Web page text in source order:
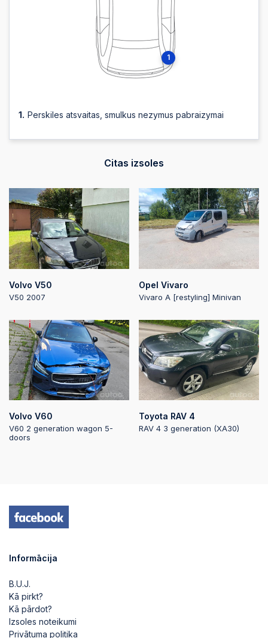
1
Perskiles atsvaitas, smulkus nezymus pabraizymai
Citas izsoles
Volvo V50
V50 2007
Opel Vivaro
Vivaro A [restyling] Minivan
Volvo V60
V60 2 generation wagon 5-
doors
Toyota RAV 4
RAV 4 3 generation (XA30)
Informācija
B.U.J.
Kā pirkt?
Kā pārdot?
Izsoles noteikumi
Privātuma politika